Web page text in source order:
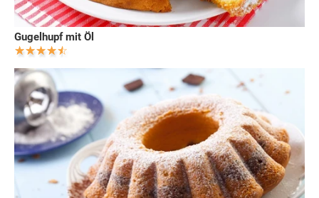
Gugelhupf mit Öl